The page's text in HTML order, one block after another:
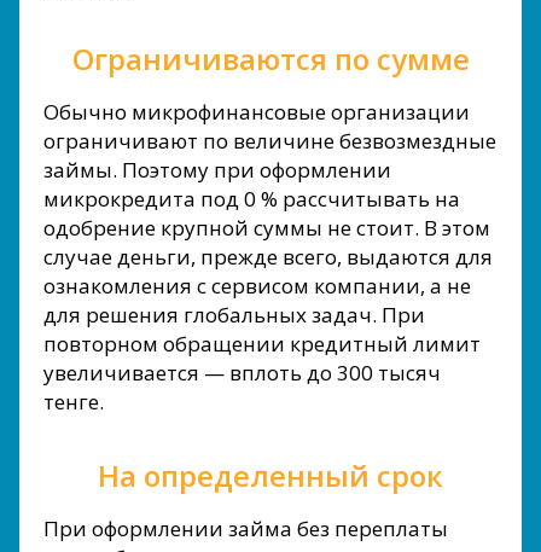
Ограничиваются по сумме
Обычно микрофинансовые организации
ограничивают по величине безвозмездные
займы. Поэтому при оформлении
микрокредита под 0 % рассчитывать на
одобрение крупной суммы не стоит. В этом
случае деньги, прежде всего, выдаются для
ознакомления с сервисом компании, а не
для решения глобальных задач. При
повторном обращении кредитный лимит
увеличивается — вплоть до 300 тысяч
тенге.
На определенный срок
При оформлении займа без переплаты